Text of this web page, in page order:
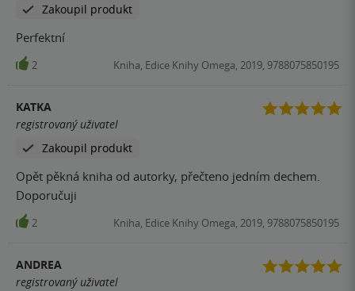
dobré čtení.
Zakoupil produkt
Perfektní
2 Kniha, Edice Knihy Omega, 2019, 9788075850195
KATKA
registrovaný uživatel
Zakoupil produkt
Opět pěkná kniha od autorky, přečteno jedním dechem.
Doporučuji
2 Kniha, Edice Knihy Omega, 2019, 9788075850195
ANDREA
registrovaný uživatel